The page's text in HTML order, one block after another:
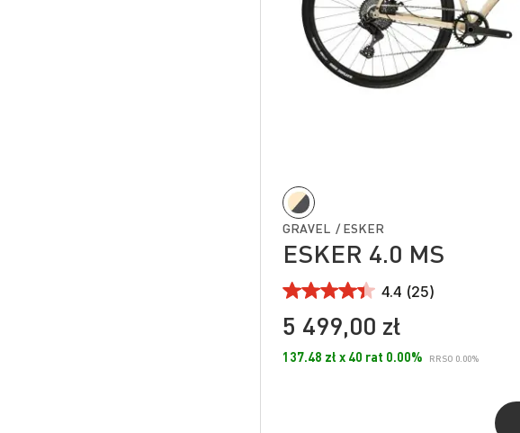
GRAVEL / ESKER
ESKER 4.0 MS
4.4 (25)
5 499,00 zł
137.48 zł x 40 rat 0.00% RRSO 0.00%